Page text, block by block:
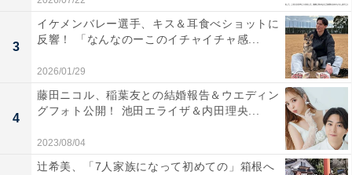
3
イケメンバレー選手、キス＆耳食べショットに
反響！ 「なんなのーこのイチャイチャ感...
2026/01/29
4
藤田ニコル、稲葉友との結婚報告＆ウエディン
グフォト公開！ 池田エライザ＆内田理央...
2023/08/04
辻希美、「7人家族になって初めての」箱根へ